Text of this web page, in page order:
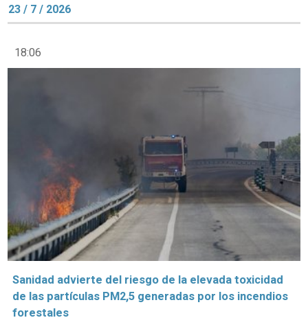
23 / 7 / 2026
18:06
Sanidad advierte del riesgo de la elevada toxicidad
de las partículas PM2,5 generadas por los incendios
forestales